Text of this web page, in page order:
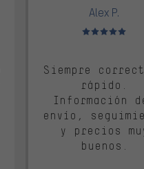
Alex P.
Valoración
Siempre
rápido.
Información
envío,
y precios
buenos.